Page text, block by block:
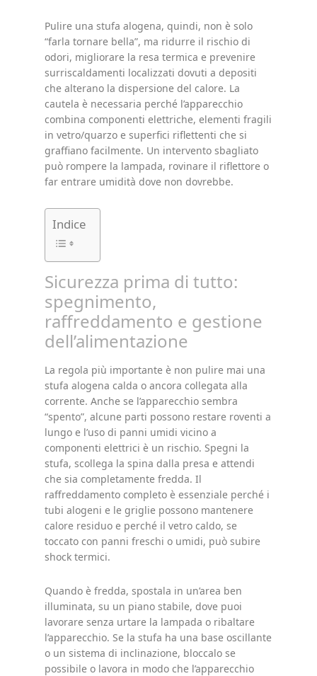
Pulire una stufa alogena, quindi, non è solo
“farla tornare bella”, ma ridurre il rischio di
odori, migliorare la resa termica e prevenire
surriscaldamenti localizzati dovuti a depositi
che alterano la dispersione del calore. La
cautela è necessaria perché l’apparecchio
combina componenti elettriche, elementi fragili
in vetro/quarzo e superfici riflettenti che si
graffiano facilmente. Un intervento sbagliato
può rompere la lampada, rovinare il riflettore o
far entrare umidità dove non dovrebbe.
Indice
Sicurezza prima di tutto:
spegnimento,
raffreddamento e gestione
dell’alimentazione
La regola più importante è non pulire mai una
stufa alogena calda o ancora collegata alla
corrente. Anche se l’apparecchio sembra
“spento”, alcune parti possono restare roventi a
lungo e l’uso di panni umidi vicino a
componenti elettrici è un rischio. Spegni la
stufa, scollega la spina dalla presa e attendi
che sia completamente fredda. Il
raffreddamento completo è essenziale perché i
tubi alogeni e le griglie possono mantenere
calore residuo e perché il vetro caldo, se
toccato con panni freschi o umidi, può subire
shock termici.
Quando è fredda, spostala in un’area ben
illuminata, su un piano stabile, dove puoi
lavorare senza urtare la lampada o ribaltare
l’apparecchio. Se la stufa ha una base oscillante
o un sistema di inclinazione, bloccalo se
possibile o lavora in modo che l’apparecchio